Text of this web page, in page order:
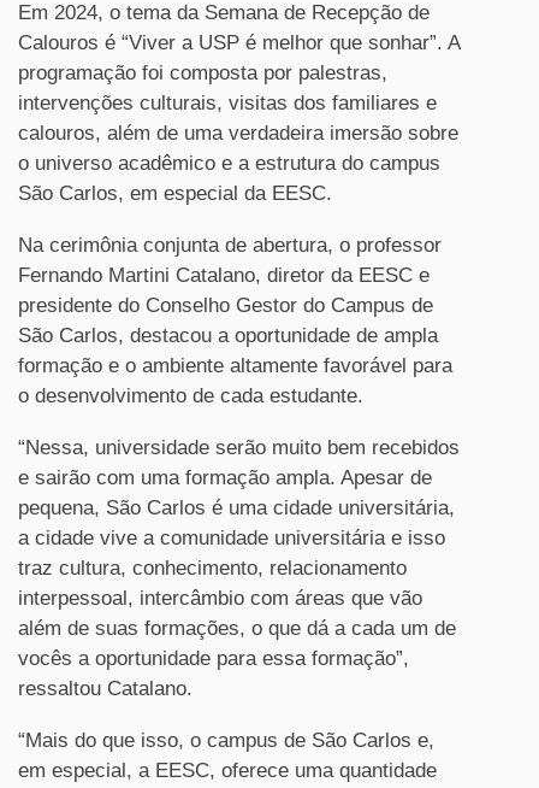
Em 2024, o tema da Semana de Recepção de
Calouros é “Viver a USP é melhor que sonhar”. A
programação foi composta por palestras,
intervenções culturais, visitas dos familiares e
calouros, além de uma verdadeira imersão sobre
o universo acadêmico e a estrutura do campus
São Carlos, em especial da EESC.
Na cerimônia conjunta de abertura, o professor
Fernando Martini Catalano, diretor da EESC e
presidente do Conselho Gestor do Campus de
São Carlos, destacou a oportunidade de ampla
formação e o ambiente altamente favorável para
o desenvolvimento de cada estudante.
“Nessa, universidade serão muito bem recebidos
e sairão com uma formação ampla. Apesar de
pequena, São Carlos é uma cidade universitária,
a cidade vive a comunidade universitária e isso
traz cultura, conhecimento, relacionamento
interpessoal, intercâmbio com áreas que vão
além de suas formações, o que dá a cada um de
vocês a oportunidade para essa formação”,
ressaltou Catalano.
“Mais do que isso, o campus de São Carlos e,
em especial, a EESC, oferece uma quantidade